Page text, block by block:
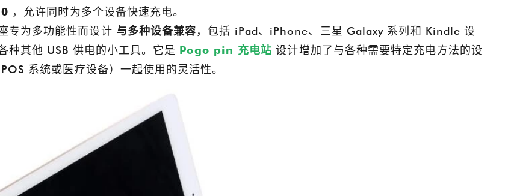
Goochain亮相2025年德国柏林国际电子消费品展览会
13 20:19:25
，东莞谷诚科技有限公司
2025-01-16 20:18:55
谷诚在 CES 2025 上展示了其最新创新成果，
包括磁性 Pogo Pin 充电站、定制电缆组件和
USB Type-C PD 分线盒。此次活动提供了与全
球客户联系、获得行业见解并突出我们作为零
，允许同时为多个设备快速充电。
专为多功能性而设计 与多种设备兼容，包括 iPad、iPhone、三星 Galaxy 系列和 Kindle 设
种其他 USB 供电的小工具。它是 Pogo pin 充电站 设计增加了与各种需要特定充电方法的设
系统或医疗设备）一起使用的灵活性。